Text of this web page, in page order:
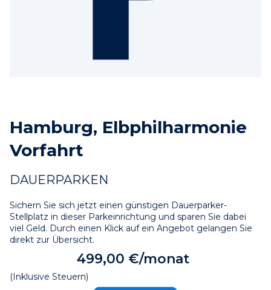
Hamburg, Elbphilharmonie
Vorfahrt
DAUERPARKEN
Sichern Sie sich jetzt einen günstigen Dauerparker-
Stellplatz in dieser Parkeinrichtung und sparen Sie dabei
viel Geld. Durch einen Klick auf ein Angebot gelangen Sie
direkt zur Übersicht.
499,00 €/monat
(Inklusive Steuern)